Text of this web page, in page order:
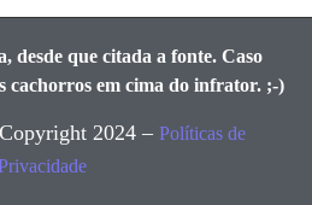
desde que citada a fonte. Caso
cachorros em cima do infrator. ;-)
2024 – Políticas de